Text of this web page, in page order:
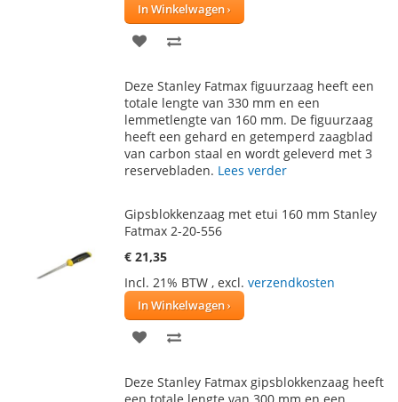
In Winkelwagen
VOEG
AAN
VERLANGLIJST
TE
VERGELIJKEN
Deze Stanley Fatmax figuurzaag heeft een
totale lengte van 330 mm en een
lemmetlengte van 160 mm. De figuurzaag
heeft een gehard en getemperd zaagblad
van carbon staal en wordt geleverd met 3
reservebladen. Lees verder
Gipsblokkenzaag met etui 160 mm Stanley
Fatmax 2-20-556
€ 21,35
Incl. 21% BTW , excl. verzendkosten
In Winkelwagen
VOEG
AAN TE
Deze Stanley Fatmax gipsblokkenzaag heeft